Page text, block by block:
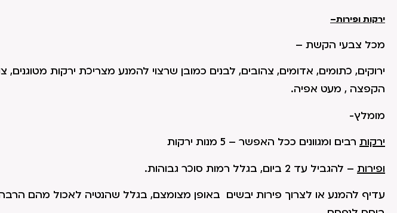
ירקות ופירות–
מכל צבעי הקשת –
ירוקים, כתומים, אדומים, צהובים, לבנים כמובן שרצוי להמנע מצריכת ירקות
הקפצה , מעט אפיה.
מומלץ-
ירקות רבים ומגוונים ככל האפשר – 5 מנות ירקות
ופירות – להגביל עד 2 ביום, בגלל רמות סוכר גבוהות.
עדיף להמנע או לצרוך פירות יבשים באופן מצומצם, בגלל שהנטיה לאכול מהם